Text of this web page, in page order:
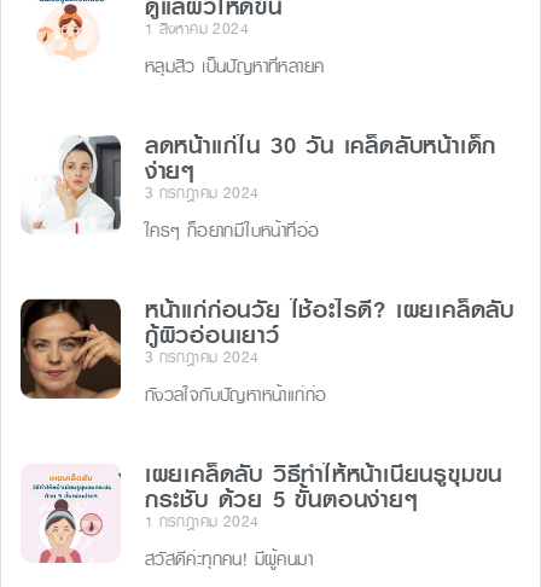
ดูแลผิวให้ดีขึ้น
1 สิงหาคม 2024
หลุมสิว เป็นปัญหาที่หลายค
ลดหน้าแก่ใน 30 วัน เคล็ดลับหน้าเด็ก
ง่ายๆ
3 กรกฎาคม 2024
ใครๆ ก็อยากมีใบหน้าที่อ่อ
หน้าแก่ก่อนวัย ใช้อะไรดี? เผยเคล็ดลับ
กู้ผิวอ่อนเยาว์
3 กรกฎาคม 2024
กังวลใจกับปัญหาหน้าแก่ก่อ
เผยเคล็ดลับ วิธีทําให้หน้าเนียนรูขุมขน
กระชับ ด้วย 5 ขั้นตอนง่ายๆ
1 กรกฎาคม 2024
สวัสดีค่ะทุกคน! มีผู้คนมา